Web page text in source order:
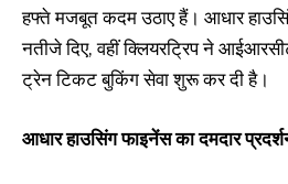
हफ्ते मजबूत कदम उठाए हैं। आधार
नतीजे दिए, वहीं क्लियरट्रिप ने
ट्रेन टिकट बुकिंग सेवा शुरू कर दी है।
आधार हाउसिंग फाइनेंस का दमदार